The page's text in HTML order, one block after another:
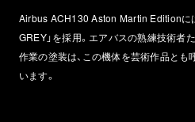
Airbus ACH130 Aston Martin Editionに
GREY」を採用。エアバスの熟練技術者
作業の塗装は、この機体を芸術作品と
います。